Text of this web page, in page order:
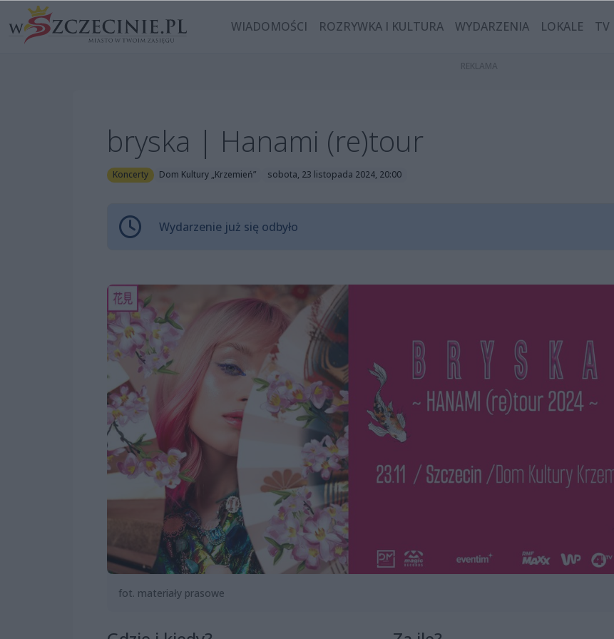
WIADOMOŚCI ROZRYWKA I KULTURA WYDARZENIA LOKALE TV
bryska | Hanami (re)tour
Koncerty Dom Kultury „Krzemień” sobota, 23 listopada 2024, 20:00
Wydarzenie już się odbyło
fot. materiały prasowe